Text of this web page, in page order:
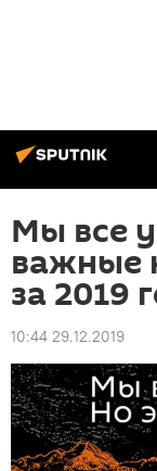
Мы все
важные
за 2019
10:44 29.12.2019